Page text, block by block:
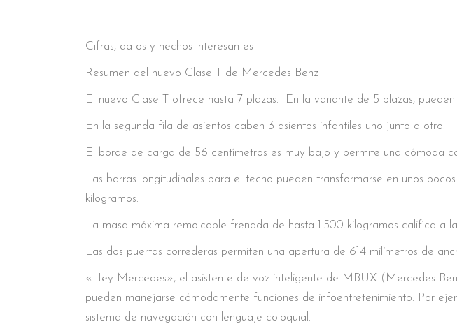
Cifras, datos y hechos interesantes
Resumen del nuevo Clase T de Mercedes Benz
El nuevo Clase T ofrece hasta 7 plazas. En la variante de 5 plazas,
En la segunda fila de asientos caben 3 asientos infantiles uno junto a otro.
El borde de carga de 56 centímetros es muy bajo y permite una cómoda
Las barras longitudinales para el techo pueden transformarse en unos
kilogramos.
La masa máxima remolcable frenada de hasta 1.500 kilogramos califica a
Las dos puertas correderas permiten una apertura de 614 milímetros de
«Hey Mercedes», el asistente de voz inteligente de MBUX (Mercedes-
pueden manejarse cómodamente funciones de infoentretenimiento. Por
sistema de navegación con lenguaje coloquial.